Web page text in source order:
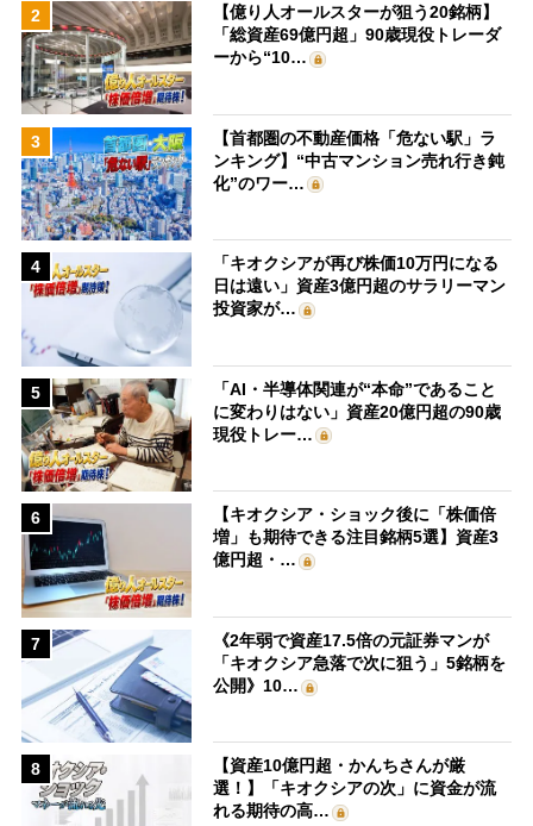
2
【億り人オールスターが狙う20銘柄】
「総資産69億円超」90歳現役トレーダ
ーから“10…
3
【首都圏の不動産価格「危ない駅」ラ
ンキング】“中古マンション売れ行き鈍
化”のワー…
4
「キオクシアが再び株価10万円になる
日は遠い」資産3億円超のサラリーマン
投資家が…
5
「AI・半導体関連が“本命”であること
に変わりはない」資産20億円超の90歳
現役トレー…
6
【キオクシア・ショック後に「株価倍
増」も期待できる注目銘柄5選】資産3
億円超・…
7
《2年弱で資産17.5倍の元証券マンが
「キオクシア急落で次に狙う」5銘柄を
公開》10…
8
【資産10億円超・かんちさんが厳
選！】「キオクシアの次」に資金が流
れる期待の高…